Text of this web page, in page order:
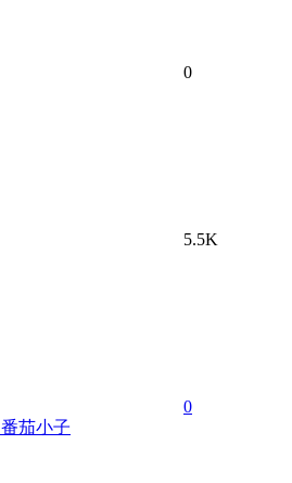
0
5.5K
0
番茄小子